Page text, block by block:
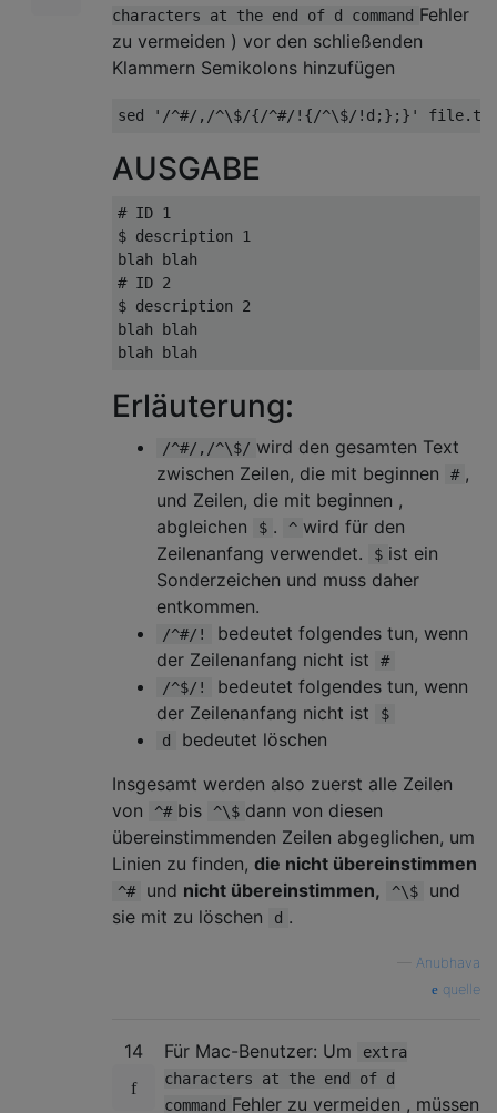
characters at the end of d command Fehler
zu vermeiden ) vor den schließenden
Klammern Semikolons hinzufügen
sed '/^#/,/^\$/{/^#/!{/^\$/!d;};}' file
AUSGABE
# ID 1
$ description 1
# ID 2
$ description 2
blah blah
Erläuterung:
/^#/,/^\$/ wird den gesamten Text
zwischen Zeilen, die mit beginnen
# ,
und Zeilen, die mit beginnen ,
abgleichen
$ . ^ wird für den
Zeilenanfang verwendet.
$ ist ein
Sonderzeichen und muss daher
entkommen.
/^#/!
bedeutet folgendes tun, wenn
der Zeilenanfang nicht ist
#
/^$/!
bedeutet folgendes tun, wenn
der Zeilenanfang nicht ist
$
d
bedeutet löschen
Insgesamt werden also zuerst alle Zeilen
von
^# bis ^\$ dann von diesen
übereinstimmenden Zeilen abgeglichen, um
Linien zu finden, die nicht übereinstimmen
^# und nicht übereinstimmen, ^\$
und
sie mit zu löschen
d .
Anubhava
quelle
14 Für Mac-Benutzer: Um
extra
characters at the end of d
command Fehler zu vermeiden , müssen